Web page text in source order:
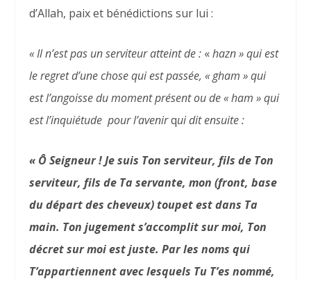
d’Allah, paix et bénédictions sur lui :
« Il n’est pas un serviteur atteint de : «hazn » qui est
le regret d’une chose qui est passée, « gham » qui
est l’angoisse du moment présent ou de « ham » qui
est l’inquiétude pour l’avenirqui dit ensuite :
« Ô Seigneur ! Je suis Ton serviteur, fils de Ton
serviteur, fils de Ta servante, mon (front, base
du départ des cheveux) toupet est dans Ta
main. Ton jugement s’accomplit sur moi, Ton
décret sur moi est juste. Par les noms qui
T’appartiennent avec lesquels Tu T’es nommé,